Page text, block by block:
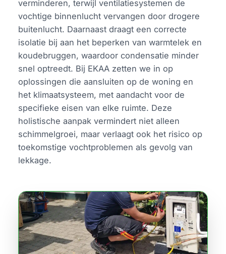
verminderen, terwijl ventilatiesystemen de
vochtige binnenlucht vervangen door drogere
buitenlucht. Daarnaast draagt een correcte
isolatie bij aan het beperken van warmtelek en
koudebruggen, waardoor condensatie minder
snel optreedt. Bij EKAA zetten we in op
oplossingen die aansluiten op de woning en
het klimaatsysteem, met aandacht voor de
specifieke eisen van elke ruimte. Deze
holistische aanpak vermindert niet alleen
schimmelgroei, maar verlaagt ook het risico op
toekomstige vochtproblemen als gevolg van
lekkage.